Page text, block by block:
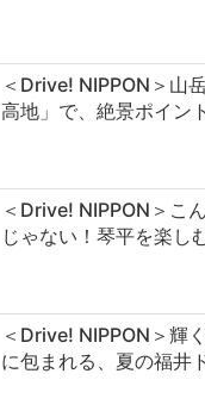
＜Drive! NIPPON＞山
高地」で、絶景ポイン
＜Drive! NIPPON＞こ
じゃない！琴平を楽し
＜Drive! NIPPON＞輝
に包まれる、夏の福井